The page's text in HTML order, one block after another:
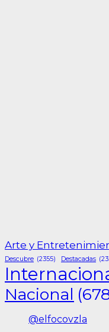
Arte y
Descubre (2355) Destacadas
Nacional
@elfocovzla